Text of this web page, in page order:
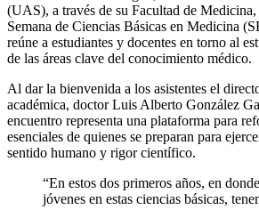
(UAS), a través de su Facultad de Medicina,
Semana de Ciencias Básicas en Medicina
reúne a estudiantes y docentes en torno al
de las áreas clave del conocimiento médico.
Al dar la bienvenida a los asistentes el
académica, doctor Luis Alberto González
encuentro representa una plataforma para
esenciales de quienes se preparan para
sentido humano y rigor científico.
“En estos dos primeros años, en
jóvenes en estas ciencias básicas,